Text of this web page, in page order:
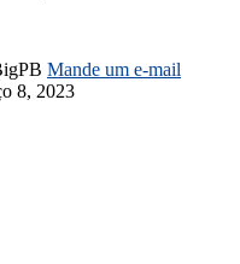
Mande um e-mail
8, 2023